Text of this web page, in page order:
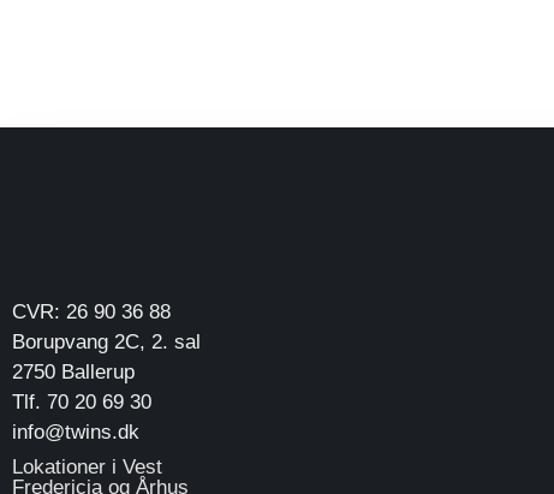
CVR: 26 90 36 88
Borupvang 2C, 2. sal
2750 Ballerup
Tlf. 70 20 69 30
info@twins.dk
Lokationer i Vest
Fredericia og Århus